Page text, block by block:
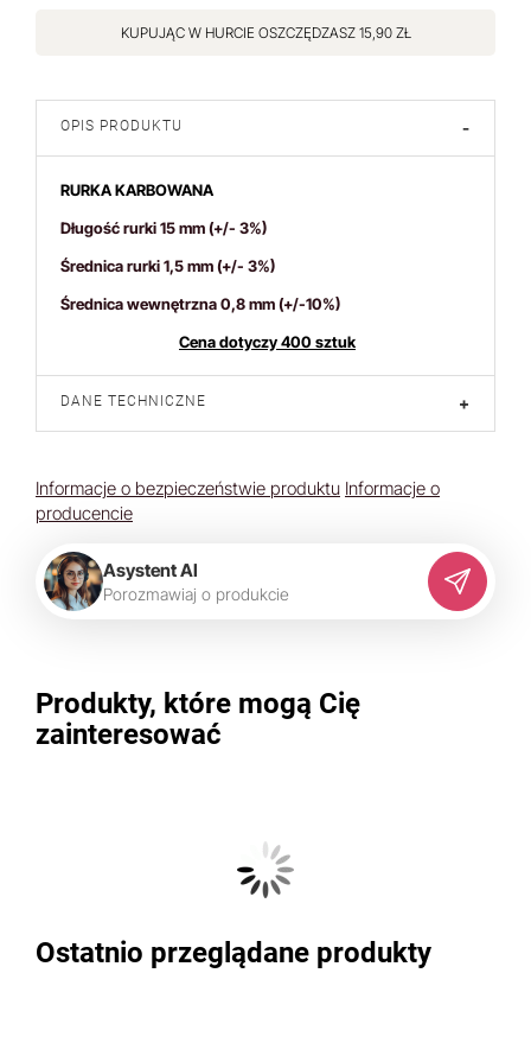
KUPUJĄC W HURCIE OSZCZĘDZASZ 15,90 ZŁ
OPIS PRODUKTU -
RURKA KARBOWANA
Długość rurki 15 mm(+/- 3%)
Średnica rurki 1,5 mm(+/- 3%)
Średnica wewnętrzna 0,8 mm (+/-10%)
Cena dotyczy 400 sztuk
DANE TECHNICZNE +
Informacje o bezpieczeństwie produktu Informacje o
producencie
Asystent AI
Porozmawiaj o produkcie
Produkty, które mogą Cię
zainteresować
Ostatnio przeglądane produkty